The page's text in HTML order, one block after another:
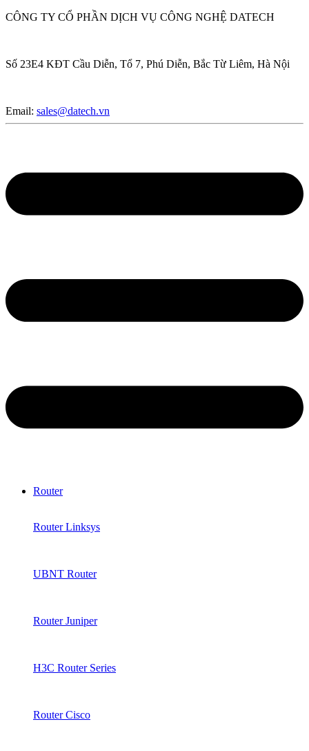
CÔNG TY CỔ PHẦN DỊCH VỤ CÔNG NGHỆ DATECH
Số 23E4 KĐT Cầu Diễn, Tổ 7, Phú Diễn, Bắc Từ Liêm, Hà Nội
Email: sales@datech.vn
Router
Router Linksys
UBNT Router
Router Juniper
H3C Router Series
Router Cisco